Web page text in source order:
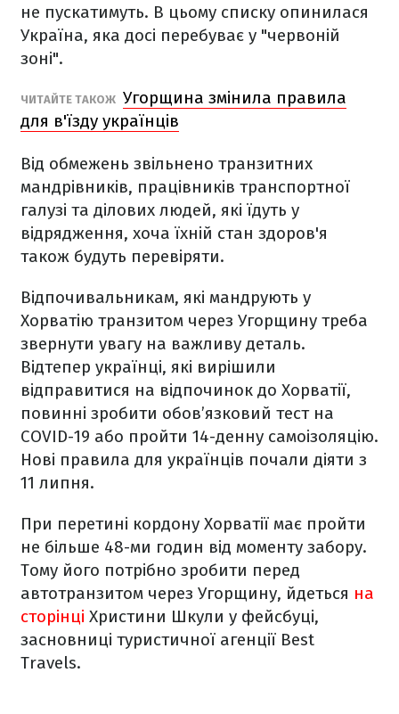
не пускатимуть. В цьому списку опинилася
Україна, яка досі перебуває у "червоній
зоні".
ЧИТАЙТЕ ТАКОЖ Угорщина змінила правила
для в'їзду українців
Від обмежень звільнено транзитних
мандрівників, працівників транспортної
галузі та ділових людей, які їдуть у
відрядження, хоча їхній стан здоров'я
також будуть перевіряти.
Відпочивальникам, які мандрують у
Хорватію транзитом через Угорщину треба
звернути увагу на важливу деталь.
Відтепер українці, які вирішили
відправитися на відпочинок до Хорватії,
повинні зробити обов’язковий тест на
COVID-19 або пройти 14-денну самоізоляцію.
Нові правила для українців почали діяти з
11 липня.
При перетині кордону Хорватії має пройти
не більше 48-ми годин від моменту забору.
Тому його потрібно зробити перед
автотранзитом через Угорщину, йдеться на
сторінці Христини Шкули у фейсбуці,
засновниці туристичної агенції Best
Travels.